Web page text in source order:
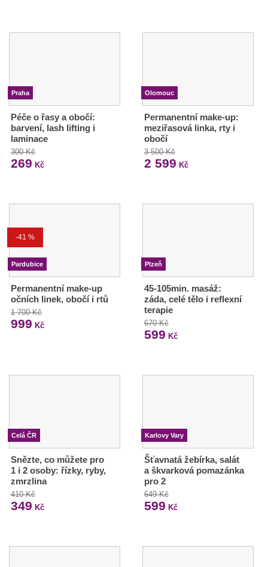
Praha
Péče o řasy a obočí:
barvení, lash lifting i
laminace
300 Kč
269 Kč
Olomouc
Permanentní make-up:
meziřasová linka, rty i
obočí
3 500 Kč
2 599 Kč
-41 %
Pardubice
Permanentní make-up
očních linek, obočí i rtů
1 700 Kč
999 Kč
Plzeň
45-105min. masáž:
záda, celé tělo i reflexní
terapie
670 Kč
599 Kč
Celá ČR
Snězte, co můžete pro
1 i 2 osoby: řízky, ryby,
zmrzlina
410 Kč
349 Kč
Karlovy Vary
Šťavnatá žebírka, salát
a škvarková pomazánka
pro 2
649 Kč
599 Kč